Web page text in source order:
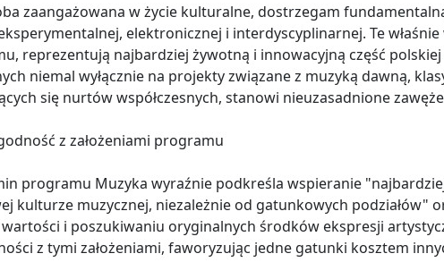
zaangażowana w życie kulturalne, dostrzegam
elektronicznej i interdyscyplinarnej. Te
reprezentują najbardziej żywotną i innowacyjną część
niemal wyłącznie na projekty związane z muzyką dawną,
się nurtów współczesnych, stanowi nieuzasadnione
z założeniami programu
programu Muzyka wyraźnie podkreśla wspieranie
kulturze muzycznej, niezależnie od gatunkowych
i poszukiwaniu oryginalnych środków ekspresji
z tymi założeniami, faworyzując jedne gatunki kosztem